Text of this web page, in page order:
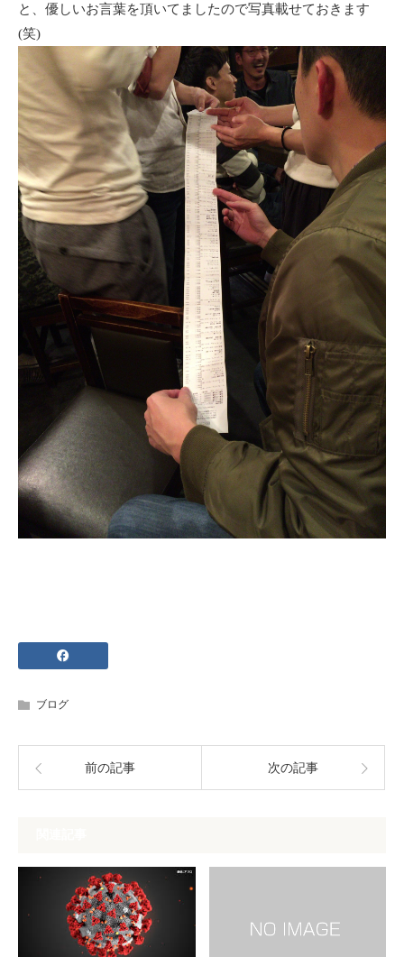
と、優しいお言葉を頂いてましたので写真載せておきます
(笑)
ブログ
前の記事 次の記事